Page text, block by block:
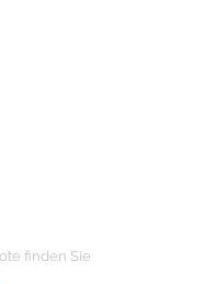
finden Sie